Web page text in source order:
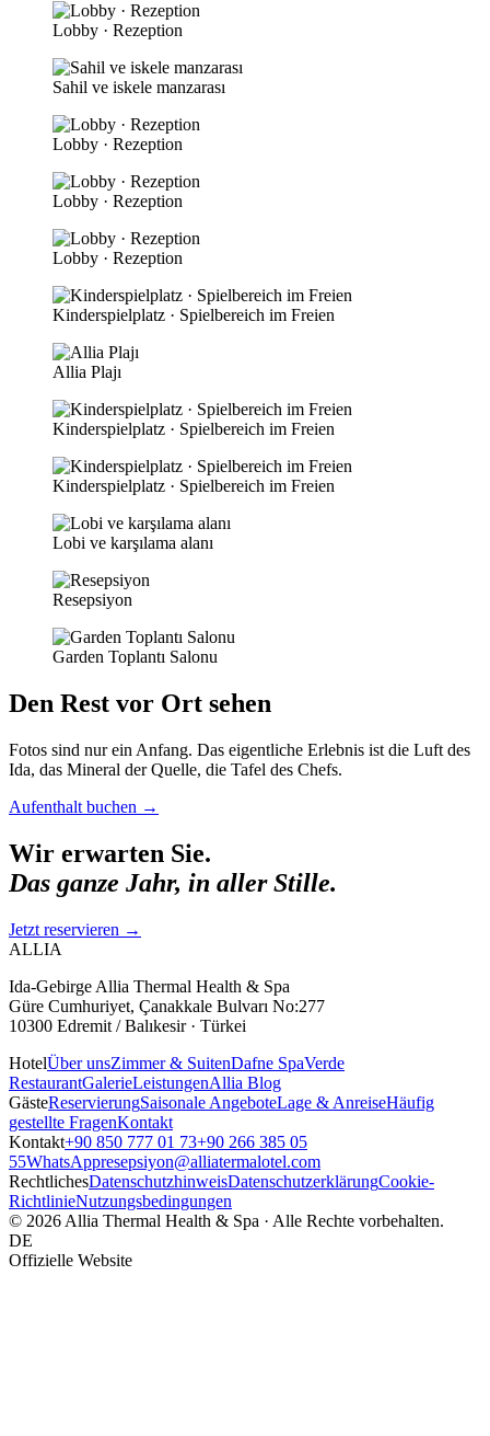
Lobby · Rezeption
Sahil ve iskele manzarası
Lobby · Rezeption
Lobby · Rezeption
Lobby · Rezeption
Kinderspielplatz · Spielbereich im Freien
Allia Plajı
Kinderspielplatz · Spielbereich im Freien
Kinderspielplatz · Spielbereich im Freien
Lobi ve karşılama alanı
Resepsiyon
Garden Toplantı Salonu
Den Rest vor Ort sehen
Fotos sind nur ein Anfang. Das eigentliche Erlebnis ist die Luft des
Ida, das Mineral der Quelle, die Tafel des Chefs.
Aufenthalt buchen →
Wir erwarten Sie.
Das ganze Jahr, in aller Stille.
Jetzt reservieren →
ALLIA
Ida-Gebirge Allia Thermal Health & Spa
Güre Cumhuriyet, Çanakkale Bulvarı No:277
10300 Edremit / Balıkesir · Türkei
HotelÜber unsZimmer & SuitenDafne SpaVerde
RestaurantGalerieLeistungenAllia Blog
GästeReservierungSaisonale AngeboteLage & AnreiseHäufig
gestellte FragenKontakt
Kontakt+90 850 777 01 73+90 266 385 05
55WhatsAppresepsiyon@alliatermalotel.com
RechtlichesDatenschutzhinweisDatenschutzerklärungCookie-
RichtlinieNutzungsbedingungen
© 2026 Allia Thermal Health & Spa · Alle Rechte vorbehalten.
DE
Offizielle Website